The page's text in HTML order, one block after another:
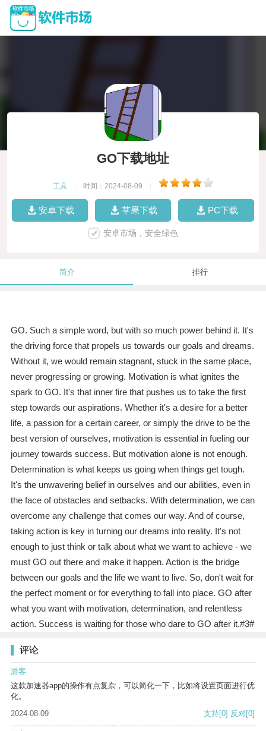
GO下载地址
工具 时间：2024-08-09
安卓下载 苹果下载 PC下载
安卓市场，安全绿色
简介 排行
GO. Such a simple word, but with so much power behind it. It's
the driving force that propels us towards our goals and dreams.
Without it, we would remain stagnant, stuck in the same place,
never progressing or growing. Motivation is what ignites the
spark to GO. It's that inner fire that pushes us to take the first
step towards our aspirations. Whether it's a desire for a better
life, a passion for a certain career, or simply the drive to be the
best version of ourselves, motivation is essential in fueling our
journey towards success. But motivation alone is not enough.
Determination is what keeps us going when things get tough.
It's the unwavering belief in ourselves and our abilities, even in
the face of obstacles and setbacks. With determination, we can
overcome any challenge that comes our way. And of course,
taking action is key in turning our dreams into reality. It's not
enough to just think or talk about what we want to achieve - we
must GO out there and make it happen. Action is the bridge
between our goals and the life we want to live. So, don't wait for
the perfect moment or for everything to fall into place. GO after
what you want with motivation, determination, and relentless
action. Success is waiting for those who dare to GO after it.#3#
评论
游客
这款加速器app的操作有点复杂，可以简化一下，比如将设置页面进行优
化。
2024-08-09
支持[0] 反对[0]